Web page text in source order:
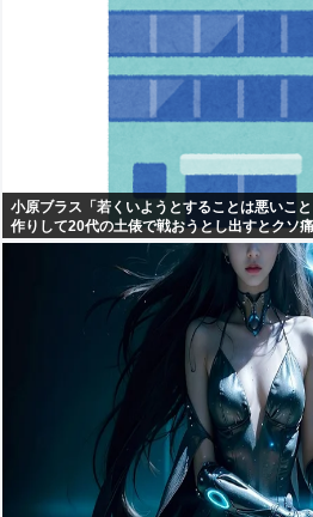
小原ブラス「若くいようとすることは悪いこ
作りして20代の土俵で戦おうとし出すとクソ